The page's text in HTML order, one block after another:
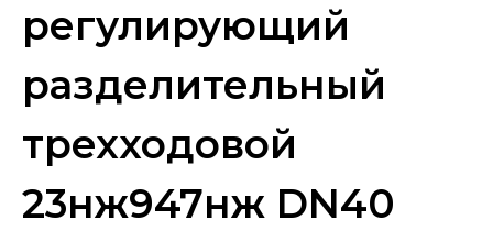
регулирующий
разделительный
трехходовой
23нж947нж DN40